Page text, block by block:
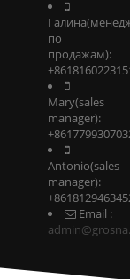
по
продажам):
Mary(sales
manager):
Antonio(sales
manager):
Email :